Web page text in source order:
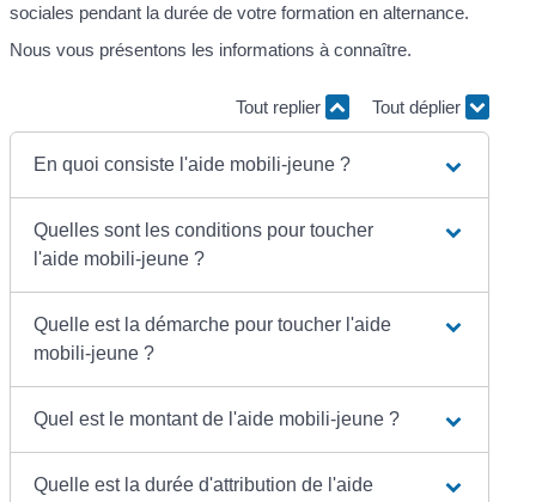
sociales pendant la durée de votre formation en alternance.
Nous vous présentons les informations à connaître.
Tout replier Tout déplier
En quoi consiste l'aide mobili-jeune ?
Quelles sont les conditions pour toucher
l'aide mobili-jeune ?
Quelle est la démarche pour toucher l'aide
mobili-jeune ?
Quel est le montant de l'aide mobili-jeune ?
Quelle est la durée d'attribution de l'aide